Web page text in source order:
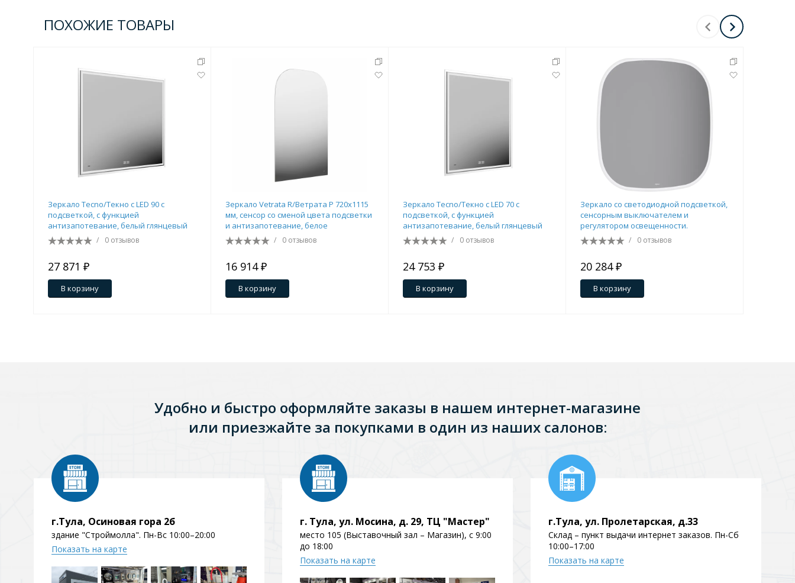
ПОХОЖИЕ ТОВАРЫ
Зеркало Tecno/Текно c LED 90 с
подсветкой, с функцией
антизапотевание, белый глянцевый
/ 0 отзывов
27 871 ₽
В корзину
Зеркало Vetrata R/Ветрата Р 720х1115
мм, сенсор со сменой цвета подсветки
и антизапотевание, белое
/ 0 отзывов
16 914 ₽
В корзину
Зеркало Tecno/Текно c LED 70 с
подсветкой, с функцией
антизапотевание, белый глянцевый
/ 0 отзывов
24 753 ₽
В корзину
Зеркало со светодиодной подсветкой,
сенсорным выключателем и
регулятором освещенности.
/ 0 отзывов
20 284 ₽
В корзину
Удобно и быстро оформляйте заказы в нашем интернет-магазине
или приезжайте за покупками в один из наших салонов:
г.Тула, Осиновая гора 2б
здание "Строймолла". Пн-Вс 10:00–20:00
Показать на карте
г. Тула, ул. Мосина, д. 29, ТЦ "Мастер"
место 105 (Выставочный зал – Магазин), с 9:00
до 18:00
Показать на карте
г.Тула, ул. Пролетарская, д.33
Склад – пункт выдачи интернет заказов. Пн-Сб
10:00–17:00
Показать на карте